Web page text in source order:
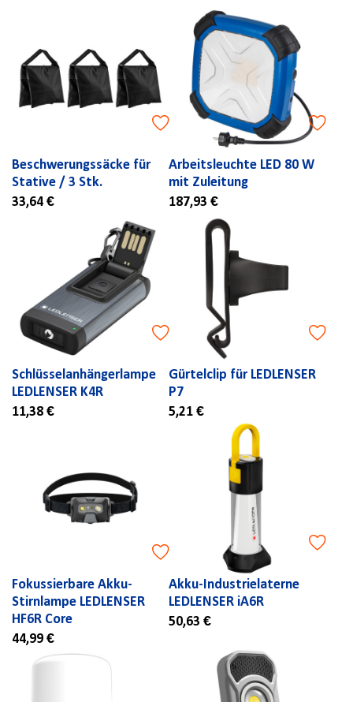
Beschwerungssäcke für
Stative / 3 Stk.
33,64 €
Arbeitsleuchte LED 80 W
mit Zuleitung
187,93 €
Schlüsselanhängerlampe
LEDLENSER K4R
11,38 €
Gürtelclip für LEDLENSER
P7
5,21 €
Fokussierbare Akku-
Stirnlampe LEDLENSER
HF6R Core
44,99 €
Akku-Industrielaterne
LEDLENSER iA6R
50,63 €